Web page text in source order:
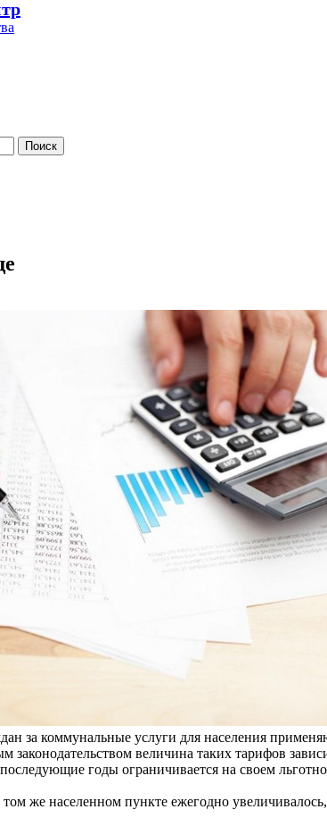
за коммунальные услуги для населения
законодательством величина таких тарифов
годы ограничивается на своем
же населенном пункте ежегодно